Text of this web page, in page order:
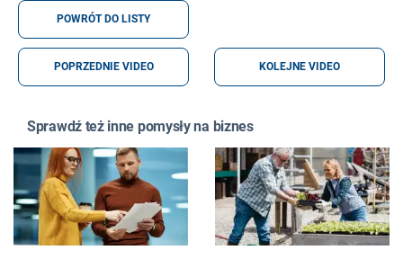
POWRÓT DO LISTY
POPRZEDNIE VIDEO KOLEJNE VIDEO
Sprawdź też inne pomysły na biznes